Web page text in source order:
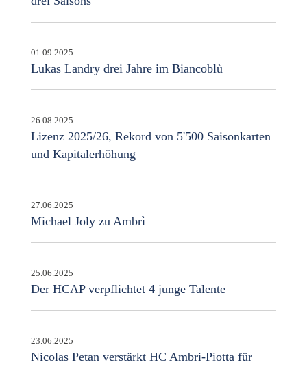
01.09.2025
Lukas Landry drei Jahre im Biancoblù
26.08.2025
Lizenz 2025/26, Rekord von 5'500 Saisonkarten
und Kapitalerhöhung
27.06.2025
Michael Joly zu Ambrì
25.06.2025
Der HCAP verpflichtet 4 junge Talente
23.06.2025
Nicolas Petan verstärkt HC Ambri-Piotta für